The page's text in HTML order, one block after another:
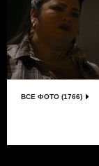
ВСЕ ФОТО (1766)